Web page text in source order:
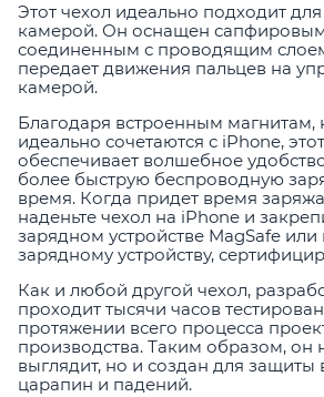
Этот чехол идеально подходит
камерой. Он оснащен
соединенным с проводящим
передает движения пальцев на
камерой.
Благодаря встроенным магнитам,
идеально сочетаются с iPhone,
обеспечивает волшебное
более быструю беспроводную
время. Когда придет время
наденьте чехол на iPhone и
зарядном устройстве MagSafe
зарядному устройству,
Как и любой другой чехол,
проходит тысячи часов
протяжении всего процесса
производства. Таким образом, он
выглядит, но и создан для защиты
царапин и падений.